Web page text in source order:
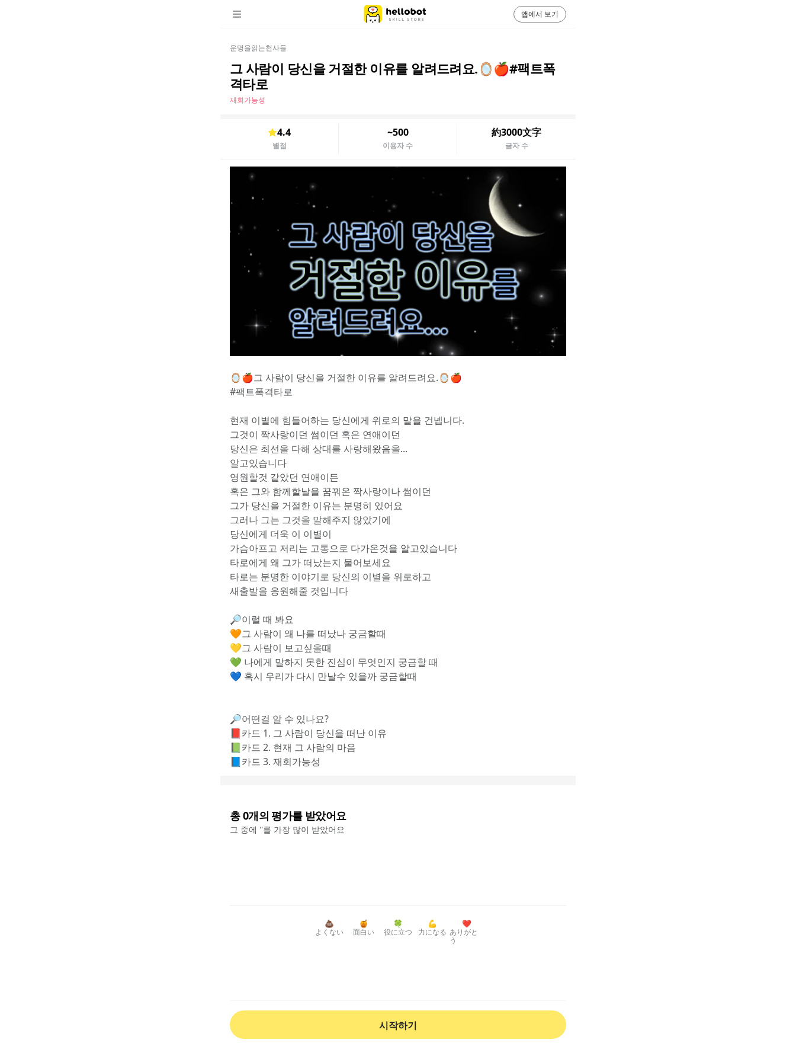
운명을읽는천사들
그 사람이 당신을 거절한 이유를 알려드려요.🪞🍎#팩트폭
격타로
재회가능성
4.4
별점
~500
이용자 수
約3000文字
글자 수
🪞🍎그 사람이 당신을 거절한 이유를 알려드려요.🪞🍎
#팩트폭격타로
현재 이별에 힘들어하는 당신에게 위로의 말을 건넵니다.
그것이 짝사랑이던 썸이던 혹은 연애이던
당신은 최선을 다해 상대를 사랑해왔음을...
알고있습니다
영원할것 같았던 연애이든
혹은 그와 함께할날을 꿈꿔온 짝사랑이나 썸이던
그가 당신을 거절한 이유는 분명히 있어요
그러나 그는 그것을 말해주지 않았기에
당신에게 더욱 이 이별이
가슴아프고 저리는 고통으로 다가온것을 알고있습니다
타로에게 왜 그가 떠났는지 물어보세요
타로는 분명한 이야기로 당신의 이별을 위로하고
새출발을 응원해줄 것입니다
🔎이럴 때 봐요
🧡그 사람이 왜 나를 떠났나 궁금할때
💛그 사람이 보고싶을때
💚 나에게 말하지 못한 진심이 무엇인지 궁금할 때
💙 혹시 우리가 다시 만날수 있을까 궁금할때
🔎어떤걸 알 수 있나요?
📕카드 1. 그 사람이 당신을 떠난 이유
📗카드 2. 현재 그 사람의 마음
📘카드 3. 재회가능성
총0개의 평가를 받았어요
그 중에 ''를 가장 많이 받았어요
💩
よくない
🍯
面白い
🍀
役に立つ
💪
力になる
❤️
ありがと
う
시작하기
앱에서 보기